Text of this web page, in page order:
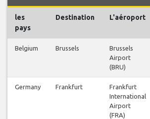
les
pays
Destination L'aéroport
Belgium Brussels
Brussels
Airport
(BRU)
Germany Frankfurt
Frankfurt
International
Airport
(FRA)